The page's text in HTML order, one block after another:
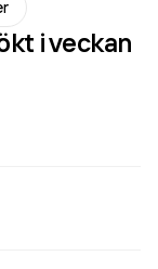
i veckan